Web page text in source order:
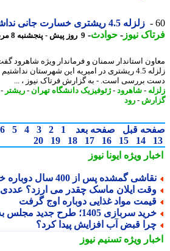
زلزله 4.5 ریشتری خسارت جانی نداشت
نیوز-حوادث -9 روز پیش - پنجشنبه 8 مرداد 1405، 13:05
استاندار سمنان و فرماندار ویژه شاهرود گفت:
زلزله 4.5 ریشتری در امیریه این شهرستان نداشتیم
بررسی است. - به گزارش فرتاک نیوز ، ...
- شاهرود- ژئوفیزیک دانشگاه تهران- ریشتر-
-رود
قبل صفحه بعد 1
2
3
4
5
6
7
14
15
16
17
18
19
20
ویژهایونا نیوز
گمشده پس از 400 سال دوباره خبرساز شد!
ایلان ماسک چقدر می ارزد؟ عددی
مواد غذایی دوباره اوج گرفت
سربازی 1405؛ طرح جدید مجلس به کجا رسید؟+ قیمت خرید
قبض آب افزایش پیدا کرد؟
ویژهتسنیم نیوز